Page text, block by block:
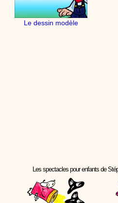
Le dessin modèle
Les spectacles pour enfants de